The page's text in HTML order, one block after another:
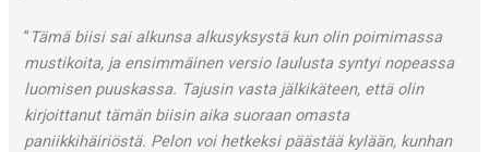
” Tämä biisi sai alkunsa alkusyksystä kun olin poimimassa
mustikoita, ja ensimmäinen versio laulusta syntyi nopeassa
luomisen puuskassa. Tajusin vasta jälkikäteen, että olin
kirjoittanut tämän biisin aika suoraan omasta
paniikkihäiriöstä. Pelon voi hetkeksi päästää kylään, kunhan